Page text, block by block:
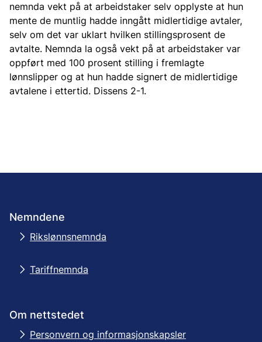
nemnda vekt på at arbeidstaker selv opplyste at hun
mente de muntlig hadde inngått midlertidige avtaler,
selv om det var uklart hvilken stillingsprosent de
avtalte. Nemnda la også vekt på at arbeidstaker var
oppført med 100 prosent stilling i fremlagte
lønnslipper og at hun hadde signert de midlertidige
avtalene i ettertid. Dissens 2-1.
Nemndene
Rikslønnsnemnda
Tariffnemnda
Om nettstedet
Personvern og informasjonskapsler